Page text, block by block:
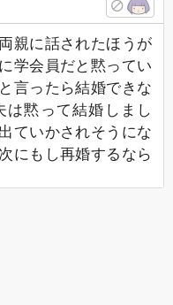
親に話されたほうが
学会員だと黙ってい
言ったら結婚できな
は黙って結婚しまし
ていかされそうにな
にもし再婚するなら